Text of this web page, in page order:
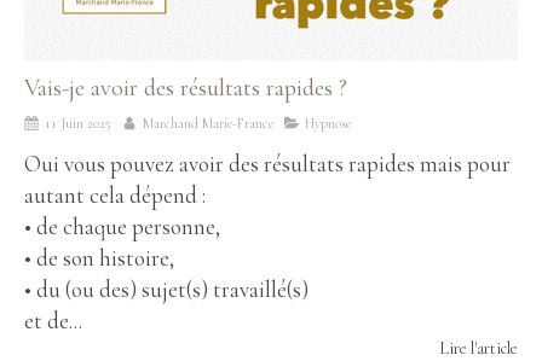
Vais-je avoir des résultats rapides ?
11 Juin 2025 Marchand Marie-France Hypnose
Oui vous pouvez avoir des résultats rapides mais pour
autant cela dépend :
• de chaque personne,
• de son histoire,
• du (ou des) sujet(s) travaillé(s)
et de...
Lire l'article